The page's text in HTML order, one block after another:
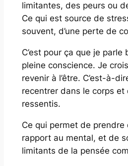
limitantes, des peurs ou
Ce qui est source de
souvent, d’une perte de
C’est pour ça que je parle
pleine conscience. Je
revenir à l’être. C’est-à-
recentrer dans le corps et
ressentis.
Ce qui permet de prendre
rapport au mental, et de
limitants de la pensée